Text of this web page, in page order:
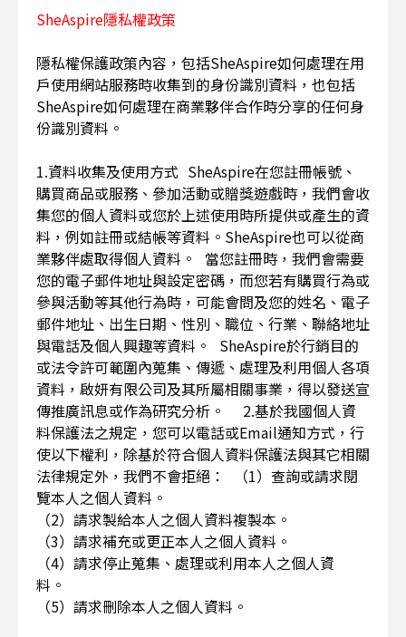
SheAspire隱私權政策
隱私權保護政策內容，包括SheAspire如何處理在用
戶使用網站服務時收集到的身份識別資料，也包括
SheAspire如何處理在商業夥伴合作時分享的任何身
份識別資料。
1.資料收集及使用方式 SheAspire在您註冊帳號、
購買商品或服務、參加活動或贈獎遊戲時，我們會收
集您的個人資料或您於上述使用時所提供或產生的資
料，例如註冊或結帳等資料。SheAspire也可以從商
業夥伴處取得個人資料。 當您註冊時，我們會需要
您的電子郵件地址與設定密碼，而您若有購買行為或
參與活動等其他行為時，可能會問及您的姓名、電子
郵件地址、出生日期、性別、職位、行業、聯絡地址
與電話及個人興趣等資料。 SheAspire於行銷目的
或法令許可範圍內蒐集、傳遞、處理及利用個人各項
資料，啟妍有限公司及其所屬相關事業，得以發送宣
傳推廣訊息或作為研究分析。 2.基於我國個人資
料保護法之規定，您可以電話或Email通知方式，行
使以下權利，除基於符合個人資料保護法與其它相關
法律規定外，我們不會拒絕： （1）查詢或請求閱
覽本人之個人資料。
（2）請求製給本人之個人資料複製本。
（3）請求補充或更正本人之個人資料。
（4）請求停止蒐集、處理或利用本人之個人資
料。
（5）請求刪除本人之個人資料。